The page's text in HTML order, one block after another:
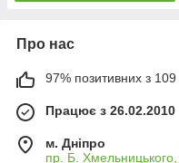
Про нас
97% позитивних з 109
Працює з 26.02.2010
м. Дніпро
пр. Б.